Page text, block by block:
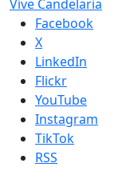
Vive Candelaria
Facebook
X
LinkedIn
Flickr
YouTube
Instagram
TikTok
RSS